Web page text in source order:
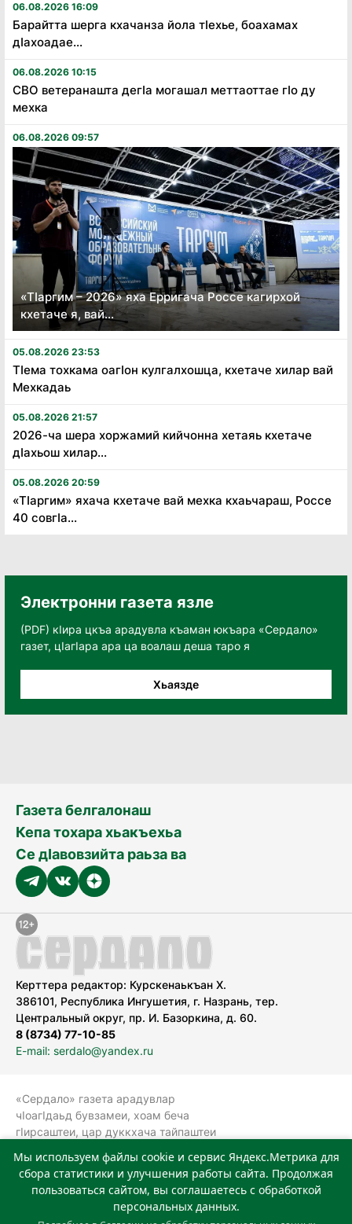
06.08.2026 16:09
Барайтта шерга кхачанза йола тӏехье, боахамах
дӏахоадае...
06.08.2026 10:15
СВО ветеранашта дегӏа могашал меттаоттае гӏо ду
мехка
06.08.2026 09:57
«Тӏаргим – 2026» яха Ерригача Россе кагирхой
кхетаче я, вай...
05.08.2026 23:53
Тӏема тохкама оагӏон кулгалхошца, кхетаче хилар вай
Мехкадаь
05.08.2026 21:57
2026-ча шера хоржамий кийчонна хетаяь кхетаче
дӏахьош хилар...
05.08.2026 20:59
«Тӏаргим» яхача кхетаче вай мехка кхаьчараш, Россе
40 совгӏа...
Электронни газета язле
(PDF) кӀира цкъа арадувла къаман юкъара «Сердало»
газет, цӀагӀара ара ца воалаш деша таро я
Хьаязде
Газета белгалонаш
Кепа тохара хьакъехьа
Се дӀавовзийта раьза ва
Керттера редактор: Курскенаькъан Х.
386101, Республика Ингушетия, г. Назрань, тер.
Центральный округ, пр. И. Базоркина, д. 60.
8 (8734) 77-10-85
E-mail: serdalo@yandex.ru
«Сердало» газета арадувлар
чIоагIдаьд бувзамеи, хоам беча
гIирсаштеи, цар дуккхача тайпаштеи
болхлоша (Роскомнадзор).
Реестровая запись СМИ: ЭЛ № ФС 77-
78323 от 15.05.2020 г. Учредитель:
Государственное автономное
Мы используем файлы cookie и сервис Яндекс.Метрика для
сбора статистики и улучшения работы сайта. Продолжая
пользоваться сайтом, вы соглашаетесь с обработкой
персональных данных.